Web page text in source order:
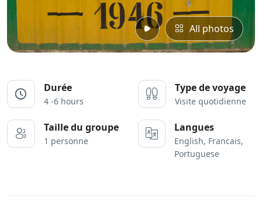
All photos
Durée
4 -6 hours
Type de voyage
Visite quotidienne
Taille du groupe
1 personne
Langues
English, Francais,
Portuguese